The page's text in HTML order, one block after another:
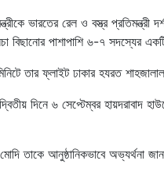
ভারতের রেল ও বস্ত্র
বিছানোর পাশাপাশি ৬-৭
তার ফ্লাইট ঢাকার হযরত
দিনে ৬ সেপ্টেম্বর হায়দরাবাদ
মোদি তাকে আনুষ্ঠানিকভাবে অভ্যর্থনা